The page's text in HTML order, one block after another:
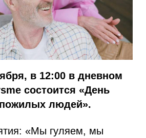
в 12:00 в дневном
состоится «День
людей».
«Мы гуляем, мы